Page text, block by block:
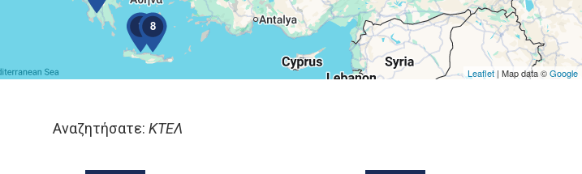
1 8
Leaflet | Map data ©Google
Αναζητήσατε: ΚΤΕΛ